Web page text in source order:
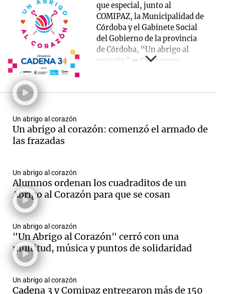
que especial, junto al
COMIPAZ, la Municipalidad de
Córdoba y el Gabinete Social
del Gobierno de la provincia
de Córdoba, “Un abrigo al
corazón” ❤️ tiene como
quienes más lo necesitan. En
convocaron para tejer y vivir
Burgos, Germán Barceló, Los
Trajinantes y Roxana
Un abrigo al corazón
Un abrigo al corazón: comenzó el armado de
las frazadas
Un abrigo al corazón
Alumnos ordenan los cuadraditos de un
Abrigo al Corazón para que se cosan
Un abrigo al corazón
"Un Abrigo al Corazón" cerró con una
multitud, música y puntos de solidaridad
Un abrigo al corazón
Cadena 3 y Comipaz entregaron más de 150